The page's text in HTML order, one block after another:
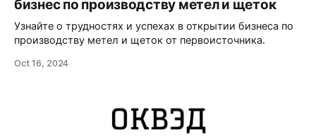
бизнес по производству метел и щеток
Узнайте о трудностях и успехах в открытии бизнеса по
производству метел и щеток от первоисточника.
Oct 16, 2024